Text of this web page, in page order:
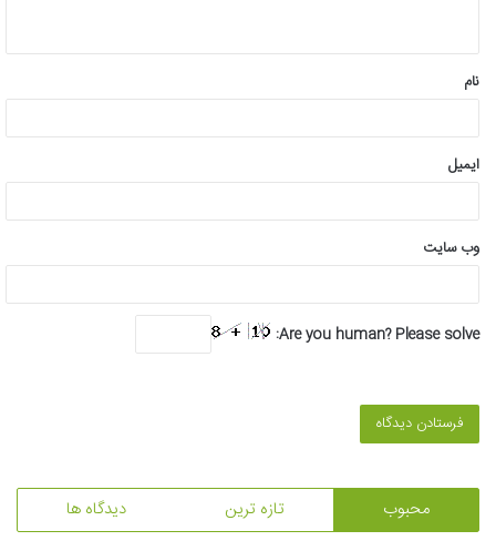
*
نام
ایمیل
وب‌ سایت
Are you human? Please solve:
محبوب تازه ترین دیدگاه ها